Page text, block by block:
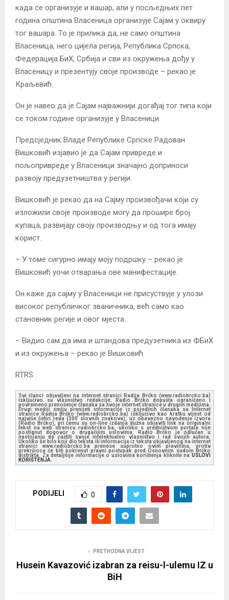
када се организује и вашар, али у посљедњих пет
година општина Власеница организује Сајам у оквиру
тог вашара. То је прилика да, не само општина
Власеница, него цијела регија, Република Српска,
Федерација БиХ, Србија и сви из окружења дођу у
Власеницу и презентују своје производе – рекао је
Краљевић.
Он је навео да је Сајам најважнији догађај тог типа који
се током године организује у Власеници.
Предсједник Владе Републике Српске Радован
Вишковић изјавио је да Сајам привреде и
пољопривреде у Власеници значајно доприноси
развоју предузетништва у регији.
Вишковић је рекао да на Сајму произвођачи који су
изложили своје производе могу да прошире број
купаца, развијају своју производњу и од тога имају
корист.
– У томе сигурно имају моју подршку – рекао је
Вишковић уочи отварања ове манифестације.
Он каже да сајму у Власеници не присуствује у улози
високог републичког званичника, већ само као
становник регије и овог мјеста.
– Видио сам да има и штандова предузетника из ФБиХ
и из окружења – рекао је Вишковић.
RTRS
Svi članci objavljeni na internet stranici Radija Brčko (www.radiobrcko.ba)
isključivo su vlasništvo redakcije. Radio Brčko dopušta ograničeno i
povremeno prenošenje članaka sa svoje internet stranice u drugim medijima.
Drugi mediji smiju prenijeti informacije iz pojedinih članaka sa Internet
stranice Radija Brčko (www.radiobrcko.ba) isključivo kao kratku vijest od
najviše četiri reda (300 slovnih znakova), uz obavezno navođenje izvora
(Radio Brčko), pri čemu su on-line izdanja dužna objaviti link na originalni
tekst na web stranicu radiobrcko.ba, ukoliko s uredništvom portala nije
postignut dogovor o drugačijim uslovima. Radio Brčko je odlučan u
nastojanju da zaštiti svoje intelektualno vlasništvo i rad svojih autora.
Ukoliko se bilo koji dio teksta ili informacija iz teksta objavljenog na internet
stranici www.radiobrcko.ba prenese suprotno ovim pravilima, protiv
prekršioca će biti pokrenut pravni postupak pred Osnovnim sudom Brčko
distrikta. Za detaljnije informacije o uslovima korištenja kliknite na USLOVI
KORIŠTENJA.
PODIJELI 0
PRETHODNA VIJEST
Husein Kavazović izabran za reisu-l-ulemu IZ u
BiH